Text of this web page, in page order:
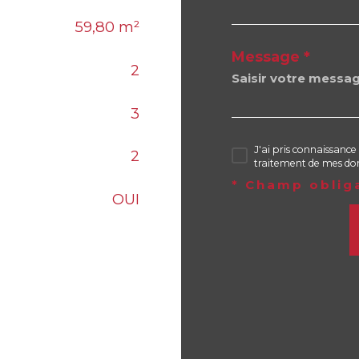
59,80 m²
2
3
2
OUI
Message *
J'ai pris
traitement de mes
* Champ